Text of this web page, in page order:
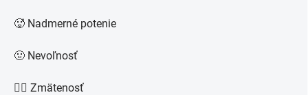
🥵 Nadmerné potenie
🤢 Nevoľnosť
😵‍💫 Zmätenosť